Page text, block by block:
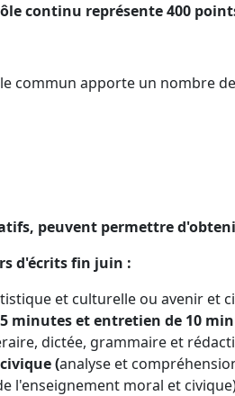
continu représente 400
commun apporte un nombre
peuvent permettre
d'écrits fin juin :
et culturelle ou avenir et
5 minutes et entretien de 10
dictée, grammaire et
(analyse et
l'enseignement moral et